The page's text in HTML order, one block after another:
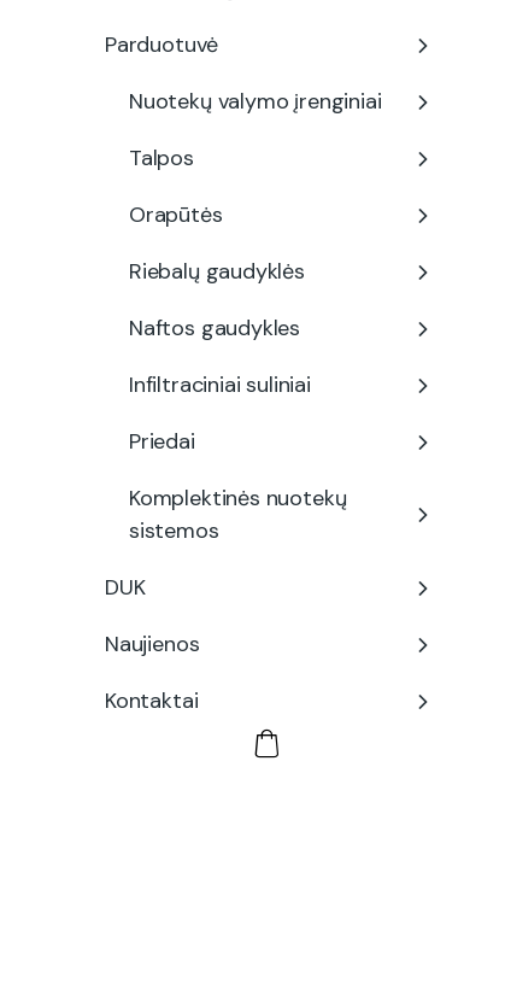
Parduotuvė
Nuotekų valymo įrenginiai
Talpos
Orapūtės
Riebalų gaudyklės
Naftos gaudykles
Infiltraciniai suliniai
Priedai
Komplektinės nuotekų
sistemos
DUK
Naujienos
Kontaktai